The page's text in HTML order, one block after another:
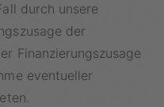
durch unsere
der
Finanzierungszusage
eventueller